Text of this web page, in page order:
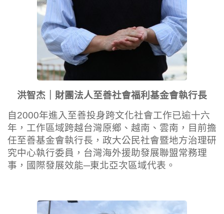
洪智杰｜財團法人至善社會福利基金會執行長
自2000年進入至善投身跨文化社會工作已逾十六
年，工作區域跨越台灣原鄉、越南、雲南，目前擔
任至善基金會執行長，政大公民社會暨地方治理研
究中心執行委員，台灣海外援助發展聯盟常務理
事，國際發展效能─東北亞次區域代表。